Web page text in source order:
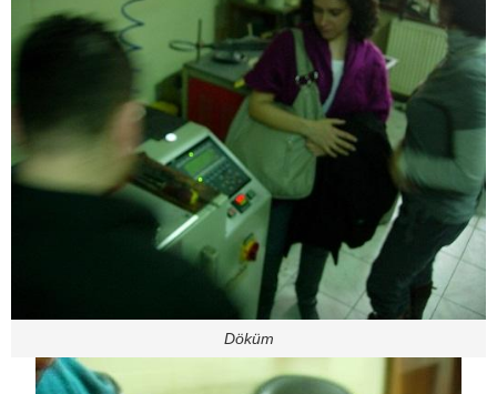
Döküm